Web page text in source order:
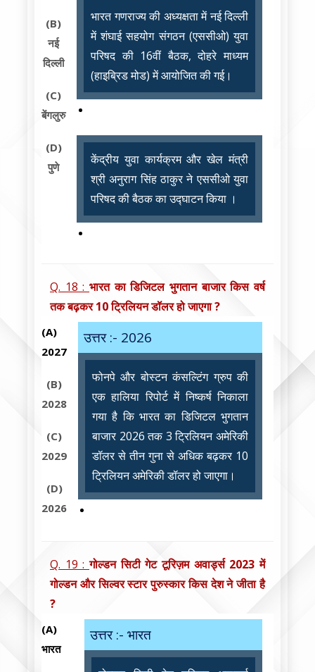
(B)
नई
दिल्ली
(C)
बेंगलुरु
(D)
पुणे
भारत गणराज्य की अध्यक्षता में नई दिल्ली
में शंघाई सहयोग संगठन (एससीओ) युवा
परिषद की 16वीं बैठक, दोहरे माध्यम
(हाइब्रिड मोड) में आयोजित की गई।
केंद्रीय युवा कार्यक्रम और खेल मंत्री
श्री अनुराग सिंह ठाकुर ने एससीओ युवा
परिषद की बैठक का उद्घाटन किया ।
Q. 18 : भारत का डिजिटल भुगतान बाजार किस वर्ष
तक बढ़कर 10 ट्रिलियन डॉलर हो जाएगा ?
(A)
2027
(B)
2028
(C)
2029
(D)
2026
उत्तर :- 2026
फोनपे और बोस्टन कंसल्टिंग ग्रुप की
एक हालिया रिपोर्ट में निष्कर्ष निकाला
गया है कि भारत का डिजिटल भुगतान
बाजार 2026 तक 3 ट्रिलियन अमेरिकी
डॉलर से तीन गुना से अधिक बढ़कर 10
ट्रिलियन अमेरिकी डॉलर हो जाएगा।
Q. 19 :गोल्डन सिटी गेट टूरिज़म अवार्ड्स 2023 में
गोल्डन और सिल्वर स्टार पुरुस्कार किस देश ने जीता है
?
(A)
भारत
उत्तर :- भारत